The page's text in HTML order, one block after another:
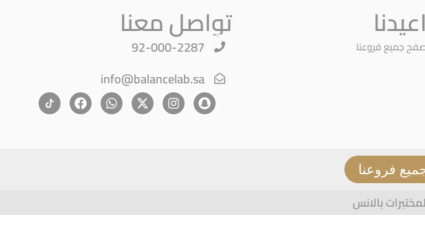
جميع فروعنا
تواصل معنا
info@balancelab.sa
فروعنا